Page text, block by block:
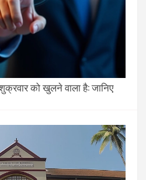
को खुलने वाला है: जानिए